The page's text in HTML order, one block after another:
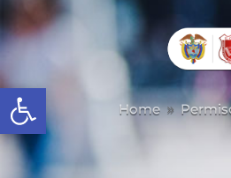
Abrir barra de herramientas
Home 9